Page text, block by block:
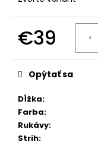
€39
Dĺžka:
Farba:
Rukávy:
Strih:
Opýtať sa